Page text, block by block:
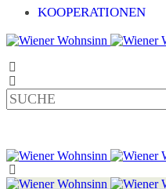
KOOPERATIONEN